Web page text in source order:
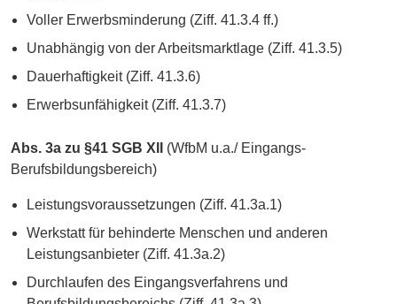
Voller Erwerbsminderung (Ziff. 41.3.4 ff.)
Unabhängig von der Arbeitsmarktlage (Ziff. 41.3.5)
Dauerhaftigkeit (Ziff. 41.3.6)
Erwerbsunfähigkeit (Ziff. 41.3.7)
Abs. 3a zu §41 SGB XII
(WfbM u.a./ Eingangs-
Berufsbildungsbereich)
Leistungsvoraussetzungen (Ziff. 41.3a.1)
Werkstatt für behinderte Menschen und anderen
Leistungsanbieter (Ziff. 41.3a.2)
Durchlaufen des Eingangsverfahrens und